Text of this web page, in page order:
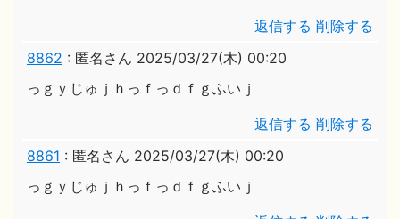
返信する 削除する
8862 : 匿名さん 2025/03/27(木) 00:20
っｇｙじゅｊｈっｆっｄｆｇふいｊ
返信する 削除する
8861 : 匿名さん 2025/03/27(木) 00:20
っｇｙじゅｊｈっｆっｄｆｇふいｊ